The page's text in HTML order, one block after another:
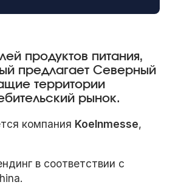
продуктов питания,
предлагает Северный
территории
рынок.
компания Koelnmesse,
в соответствии с